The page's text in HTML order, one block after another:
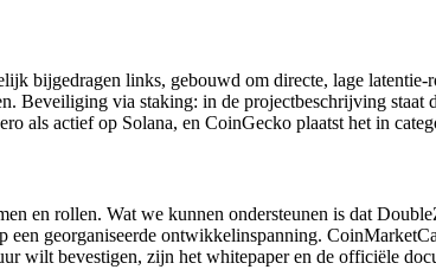
bijgedragen links, gebouwd om directe, lage
Beveiliging via staking: in de projectbeschrijving
als actief op Solana, en CoinGecko plaatst het in
en rollen. Wat we kunnen ondersteunen is dat
georganiseerde ontwikkelinspanning.
wilt bevestigen, zijn het whitepaper en de officiële